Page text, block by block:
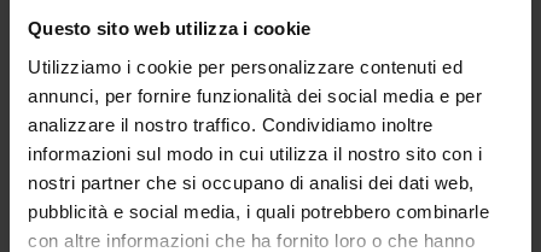
Questo sito web utilizza i cookie
Utilizziamo i cookie per personalizzare contenuti ed
annunci, per fornire funzionalità dei social media e per
analizzare il nostro traffico. Condividiamo inoltre
informazioni sul modo in cui utilizza il nostro sito con i
nostri partner che si occupano di analisi dei dati web,
pubblicità e social media, i quali potrebbero combinarle
con altre informazioni che ha fornito loro o che hanno